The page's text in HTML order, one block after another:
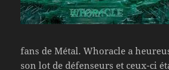
fans de Métal. Whoracle a
son lot de défenseurs et ceux-ci